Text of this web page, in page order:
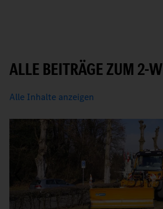
ALLE BEITRÄGE ZUM 2-
Alle Inhalte anzeigen